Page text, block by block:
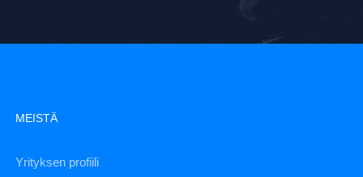
MEISTÄ
Yrityksen profiili